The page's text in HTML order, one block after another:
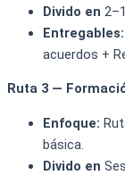
Divido en
Entregables:
acuerdos +
Ruta 3 —
Enfoque:
básica.
Divido en